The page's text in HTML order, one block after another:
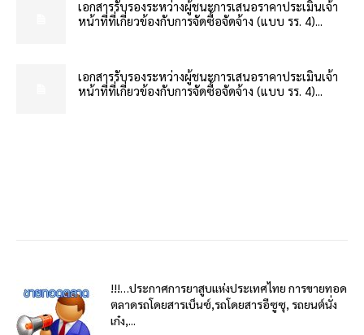
เอกสารรับรองระหว่างผู้ชนะการเสนอราคาประเมินเจ้า
หน้าที่ที่เกี่ยวข้องกับการจัดซื้อจัดจ้าง (แบบ รร. 4)...
เอกสารรับรองระหว่างผู้ชนะการเสนอราคาประเมินเจ้า
หน้าที่ที่เกี่ยวข้องกับการจัดซื้อจัดจ้าง (แบบ รร. 4)...
!!!…ประกาศการยาสูบแห่งประเทศไทย การขายทอด
ตลาดรถโดยสารเบ็นซ์,รถโดยสารอีซูซุ, รถยนต์นั่ง
เก๋ง,...